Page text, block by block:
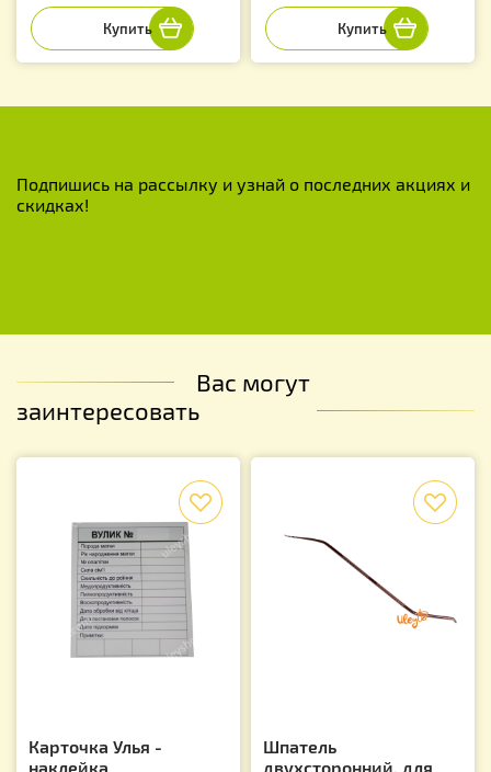
Подпишись на рассылку и узнай о последних акциях и
скидках!
Вас могут
заинтересовать
Карточка Улья -
наклейка
Шпатель
двухсторонний, для